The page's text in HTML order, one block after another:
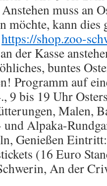
muss an
möchte, kann dies
https://shop.zoo-
der Kasse
buntes
Programm auf
9 bis 19 Uhr
Malen,
und Alpaka-
Genießen
(16 Euro
An der